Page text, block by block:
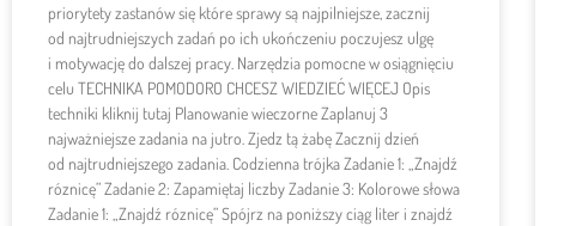
priorytety zastanów się które sprawy są najpilniejsze, zacznij
od najtrudniejszych zadań po ich ukończeniu poczujesz ulgę
i motywację do dalszej pracy. Narzędzia pomocne w osiągnięciu
celu TECHNIKA POMODORO CHCESZ WIEDZIEĆ WIĘCEJ Opis
techniki kliknij tutaj Planowanie wieczorne Zaplanuj 3
najważniejsze zadania na jutro. Zjedz tą żabę Zacznij dzień
od najtrudniejszego zadania. Codzienna trójka Zadanie 1: „Znajdź
róznicę” Zadanie 2: Zapamiętaj liczby Zadanie 3: Kolorowe słowa
Zadanie 1: „Znajdź róznicę” Spójrz na poniższy ciąg liter i znajdź